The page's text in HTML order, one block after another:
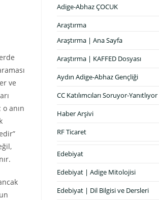
ve
anın
Adige-Abhaz ÇOCUK
Araştırma
Araştırma | Ana Sayfa
Araştırma | KAFFED Dosyası
Aydın Adige-Abhaz Gençliği
CC Katılımcıları Soruyor-Yanıtlıyor
Haber Arşivi
RF Ticaret
Edebiyat
Edebiyat | Adige Mitolojisi
Edebiyat | Dil Bilgisi ve Dersleri